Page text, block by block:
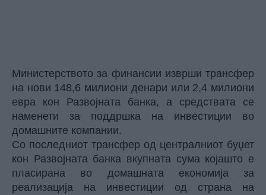
Министерството за финансии изврши трансфер
на нови 148,6 милиони денари или 2,4 милиони
евра кон Развојната банка, а средствата се
наменети за поддршка на инвестиции во
домашните компании.
Со последниот трансфер од централниот буџет
кон Развојната банка вкупната сума којашто е
пласирана во домашната економија за
реализација на инвестиции од страна на